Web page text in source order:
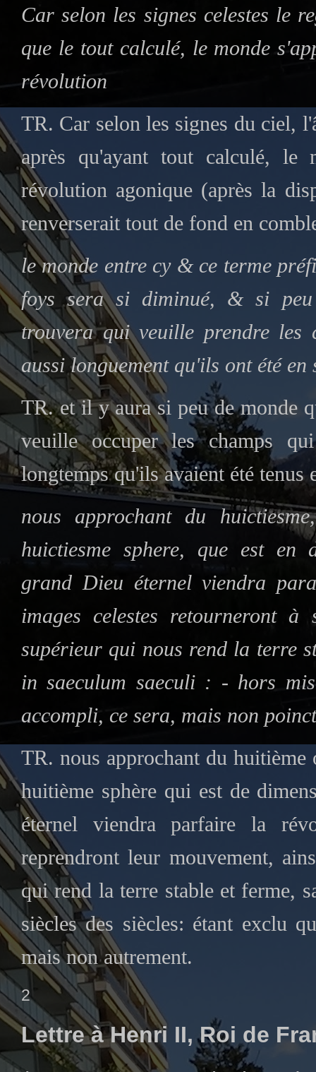
Car selon les signes celestes le
que le tout calculé, le monde
révolution
TR. Car selon les signes du ciel,
après qu'ayant tout calculé, le
révolution agonique (après la
renverserait tout de fond en
le monde entre cy & ce terme
foys sera si diminué, & si
trouvera qui veuille prendre les
aussi longuement qu'ils ont été en
TR. et il y aura si peu de monde
veuille occuper les champs
longtemps qu'ils avaient été tenus
nous approchant du
huictiesme sphere, que est en
grand Dieu éternel viendra
images celestes retourneront
supérieur qui nous rend la terre
in saeculum saeculi : - hors
accompli, ce sera, mais non
TR. nous approchant du
huitième sphère qui est de
éternel viendra parfaire la
reprendront leur mouvement,
qui rend la terre stable et ferme,
siècles des siècles: étant exclu
mais non autrement.
2
Lettre à Henri II, Roi de